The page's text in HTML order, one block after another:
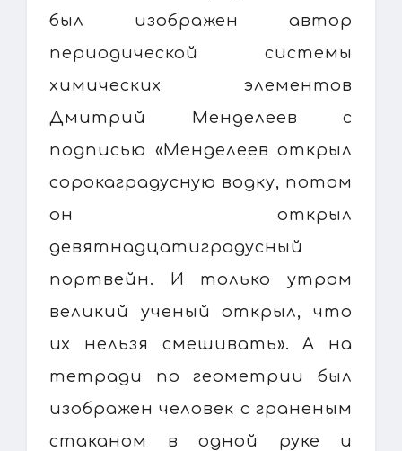
был изображен автор
периодической системы
химических элементов
Дмитрий Менделеев с
подписью «Менделеев открыл
сорокаградусную водку, потом
он открыл
девятнадцатиградусный
портвейн. И только утром
великий ученый открыл, что
их нельзя смешивать». А на
тетради по геометрии был
изображен человек с граненым
стаканом в одной руке и